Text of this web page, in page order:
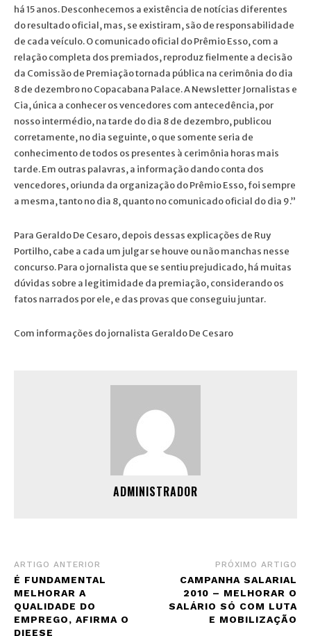
há 15 anos. Desconhecemos a existência de notícias diferentes
do resultado oficial, mas, se existiram, são de responsabilidade
de cada veículo. O comunicado oficial do Prêmio Esso, com a
relação completa dos premiados, reproduz fielmente a decisão
da Comissão de Premiação tornada pública na cerimônia do dia
8 de dezembro no Copacabana Palace. A Newsletter Jornalistas e
Cia, única a conhecer os vencedores com antecedência, por
nosso intermédio, na tarde do dia 8 de dezembro, publicou
corretamente, no dia seguinte, o que somente seria de
conhecimento de todos os presentes à cerimônia horas mais
tarde. Em outras palavras, a informação dando conta dos
vencedores, oriunda da organização do Prêmio Esso, foi sempre
a mesma, tanto no dia 8, quanto no comunicado oficial do dia 9.”
Para Geraldo De Cesaro, depois dessas explicações de Ruy
Portilho, cabe a cada um julgar se houve ou não manchas nesse
concurso. Para o jornalista que se sentiu prejudicado, há muitas
dúvidas sobre a legitimidade da premiação, considerando os
fatos narrados por ele, e das provas que conseguiu juntar.
Com informações do jornalista Geraldo De Cesaro
ADMINISTRADOR
ARTIGO ANTERIOR
É FUNDAMENTAL
MELHORAR A
QUALIDADE DO
EMPREGO, AFIRMA O
DIEESE
PRÓXIMO ARTIGO
CAMPANHA SALARIAL
2010 – MELHORAR O
SALÁRIO SÓ COM LUTA
E MOBILIZAÇÃO